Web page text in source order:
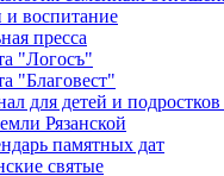
и воспитание
пресса
"Логосъ"
"Благовест"
для детей и
Рязанской
памятных дат
святые